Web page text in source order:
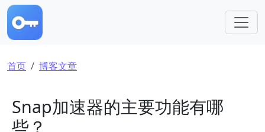
跳转到主要内容
面包屑
首页 博客文章
Snap加速器的主要功能有哪
些？